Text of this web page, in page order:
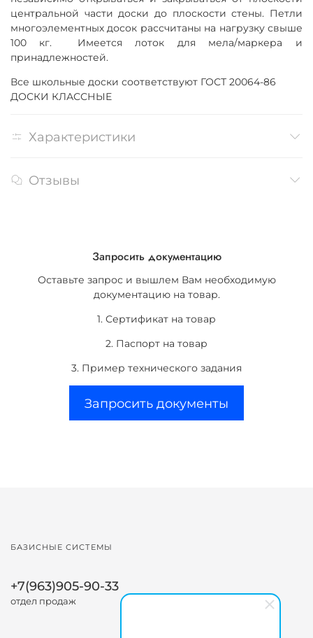
центральной части доски до плоскости стены. Петли
многоэлементных досок рассчитаны на нагрузку свыше
100 кг. Имеется лоток для мела/маркера и
принадлежностей.
Все школьные доски соответствуют ГОСТ 20064-86
ДОСКИ КЛАССНЫЕ
Характеристики
Отзывы
Запросить документацию
Оставьте запрос и вышлем Вам необходимую
документацию на товар.
1. Сертификат на товар
2. Паспорт на товар
3. Пример технического задания
Запросить документы
БАЗИСНЫЕ СИСТЕМЫ
+7(963)905-90-33
отдел продаж